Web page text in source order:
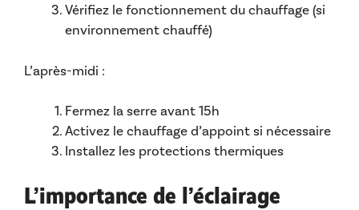
Vérifiez le fonctionnement du chauffage (si
environnement chauffé)
L’après-midi :
Fermez la serre avant 15h
Activez le chauffage d’appoint si nécessaire
Installez les protections thermiques
L’importance de l’éclairage